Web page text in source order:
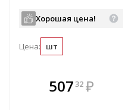
Хорошая цена!
Цена: шт
50732 ₽
В комплекте
всегда выгоднее!